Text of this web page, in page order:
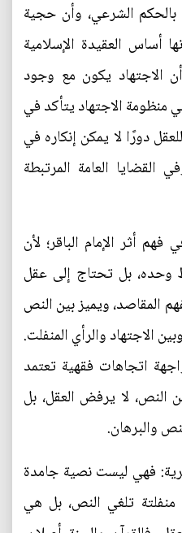
الشرعي، وأن حجية
أساس العقيدة الإسلامية
الاجتهاد يكون مع وجود
منظومة الاجتهاد يتأكد في
دورًا لا يمكن إنكاره في
القضايا العامة المرتبطة
أثر الإمام الباقر؛ لأن
وحده، بل تحتاج إلى عقل
المقاصد، ويميز بين النص
الاجتهاد والرأي المنفلت.
اتجاهات فقهية تعتمد
النص، لا يرفض العقل، بل
والبرهان.
فهي ليست نصية جامدة
منفلتة تلغي النص، بل هي